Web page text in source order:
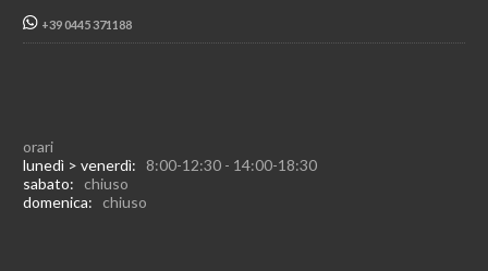
+39 0445 371188
orari
lunedì > venerdì: 8:00-12:30 - 14:00-18:30
sabato: chiuso
domenica: chiuso